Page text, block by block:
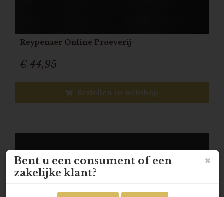
Reypenaer Online Proeverij
€ 44,95
Bestellen in webshop
Bent u een consument of een
zakelijke klant?